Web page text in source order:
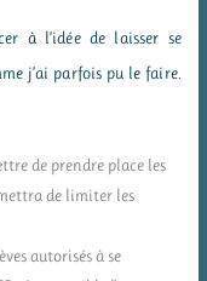
à l’idée de laisser se
j’ai parfois pu le faire.
de prendre place les
de limiter les
autorisés à se